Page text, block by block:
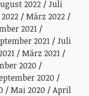
2022
Juli
März 2022
2021
2021
Juli
März 2021
2020
2020
Mai 2020
April